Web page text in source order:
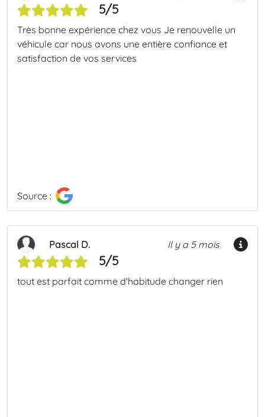
5/5
Très bonne expérience chez vous Je renouvelle un
véhicule car nous avons une entière confiance et
satisfaction de vos services
Source :
Pascal D. Il y a 5 mois
5/5
tout est parfait comme d'habitude changer rien